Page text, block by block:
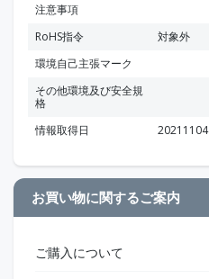
注意事項
RoHS指令
対象外
環境自己主張マーク
その他環境及び安全規
格
情報取得日
20211104
お買い物に関するご案内
ご購入について